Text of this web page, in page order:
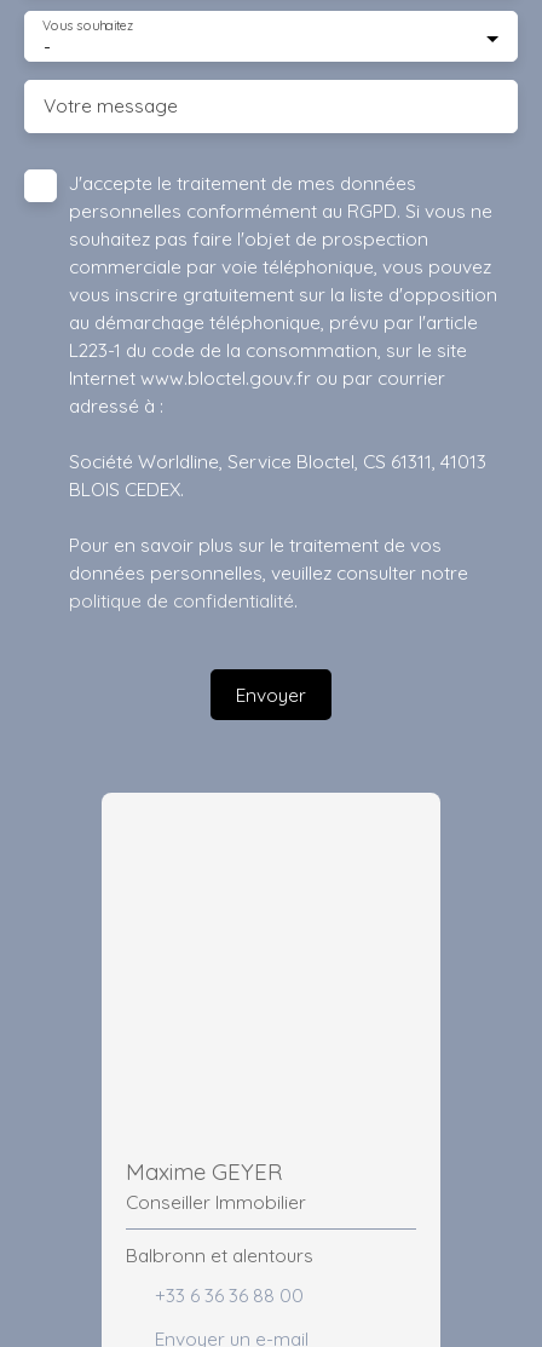
-
Vous souhaitez
Votre message
J'accepte le traitement de mes données
personnelles conformément au RGPD. Si vous ne
souhaitez pas faire l'objet de prospection
commerciale par voie téléphonique, vous pouvez
vous inscrire gratuitement sur la liste d'opposition
au démarchage téléphonique, prévu par l'article
L223-1 du code de la consommation, sur le site
Internet www.bloctel.gouv.fr ou par courrier
adressé à :
Société Worldline, Service Bloctel, CS 61311, 41013
BLOIS CEDEX.
Pour en savoir plus sur le traitement de vos
données personnelles, veuillez consulter notre
politique de confidentialité.
Envoyer
Maxime GEYER
Conseiller Immobilier
Balbronn et alentours
+33 6 36 36 88 00
Envoyer un e-mail